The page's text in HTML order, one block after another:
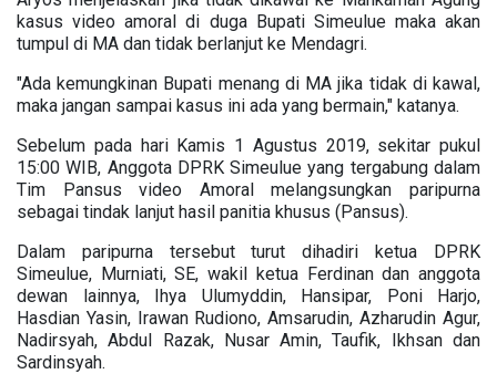
kasus video amoral di duga Bupati Simeulue maka akan
tumpul di MA dan tidak berlanjut ke Mendagri.
"Ada kemungkinan Bupati menang di MA jika tidak di kawal,
maka jangan sampai kasus ini ada yang bermain," katanya.
Sebelum pada hari Kamis 1 Agustus 2019, sekitar pukul
15:00 WIB, Anggota DPRK Simeulue yang tergabung dalam
Tim Pansus video Amoral melangsungkan paripurna
sebagai tindak lanjut hasil panitia khusus (Pansus).
Dalam paripurna tersebut turut dihadiri ketua DPRK
Simeulue, Murniati, SE, wakil ketua Ferdinan dan anggota
dewan lainnya, Ihya Ulumyddin, Hansipar, Poni Harjo,
Hasdian Yasin, Irawan Rudiono, Amsarudin, Azharudin Agur,
Nadirsyah, Abdul Razak, Nusar Amin, Taufik, Ikhsan dan
Sardinsyah.